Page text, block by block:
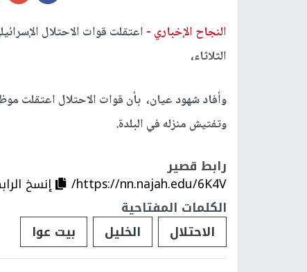
النجاح الإخباري - اعتقلت قوات الاحتلال
الثلاثاء،
وتفتيش منزله في البلدة.
رابط قصير
https://nn.najah.edu/6K4V/
إنسخ
الكلمات المفتاحية
الاحتلال
الخليل بيت عوا